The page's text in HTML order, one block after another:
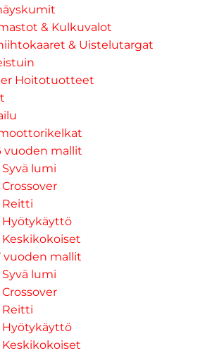
& Kulkuvalot
& Uistelutargat
Hoitotuotteet
vuoden mallit
Syvä lumi
Crossover
Reitti
Hyötykäyttö
Keskikokoiset
vuoden mallit
Syvä lumi
Crossover
Reitti
Hyötykäyttö
Keskikokoiset